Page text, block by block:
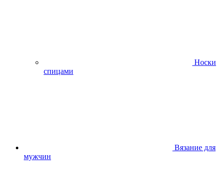
Носки
спицами
Вязание для
мужчин